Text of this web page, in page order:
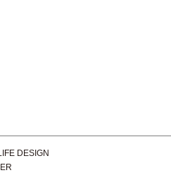
DESIGN